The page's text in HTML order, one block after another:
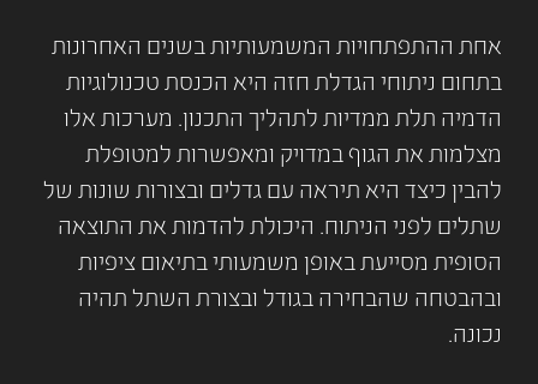
אחת ההתפתחויות המשמעותיות בשנים האחרונות
בתחום ניתוחי הגדלת חזה היא הכנסת טכנולוגיות
הדמיה תלת ממדיות לתהליך התכנון. מערכות אלו
מצלמות את הגוף במדויק ומאפשרות למטופלת
להבין כיצד היא תיראה עם גדלים ובצורות שונות של
שתלים לפני הניתוח. היכולת להדמות את התוצאה
הסופית מסייעת באופן משמעותי בתיאום ציפיות
ובהבטחה שהבחירה בגודל ובצורת השתל תהיה
נכונה.